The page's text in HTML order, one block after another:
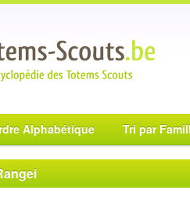
Alphabétique Tri par